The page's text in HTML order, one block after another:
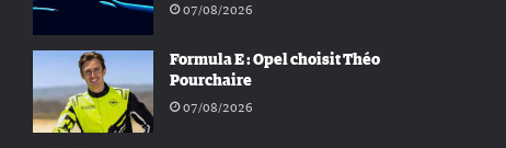
07/08/2026
Formula E : Opel choisit Théo
Pourchaire
07/08/2026